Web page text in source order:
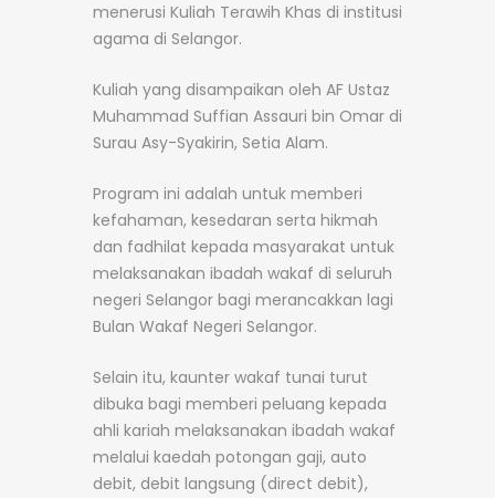
menerusi Kuliah Terawih Khas di institusi
agama di Selangor.
Kuliah yang disampaikan oleh AF Ustaz
Muhammad Suffian Assauri bin Omar di
Surau Asy-Syakirin, Setia Alam.
Program ini adalah untuk memberi
kefahaman, kesedaran serta hikmah
dan fadhilat kepada masyarakat untuk
melaksanakan ibadah wakaf di seluruh
negeri Selangor bagi merancakkan lagi
Bulan Wakaf Negeri Selangor.
Selain itu, kaunter wakaf tunai turut
dibuka bagi memberi peluang kepada
ahli kariah melaksanakan ibadah wakaf
melalui kaedah potongan gaji, auto
debit, debit langsung (direct debit),